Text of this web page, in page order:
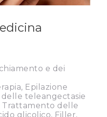
e dei
Epilazione
teleangectasie
Trattamento delle
glicolico, Filler,